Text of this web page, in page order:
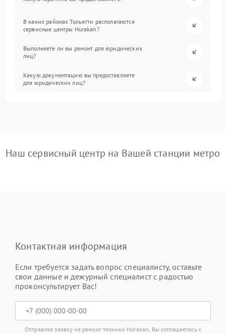
В каких районах Тольятти располагаются
сервисные центры Hurakan?
Выполняете ли вы ремонт для юридических
лиц?
Какую документацию вы предоставляете
для юридических лиц?
Наш сервисный центр на Вашей станции метро
Контактная информация
Если требуется задать вопрос специалисту, оставьте
свои данные и дежурный специалист с радостью
проконсультирует Вас!
Отправляя заявку на ремонт техники Hurakan, Вы соглашаетесь с